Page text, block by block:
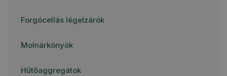
Forgócellás légelzárók
Molnárkönyök
Hűtőaggregátok